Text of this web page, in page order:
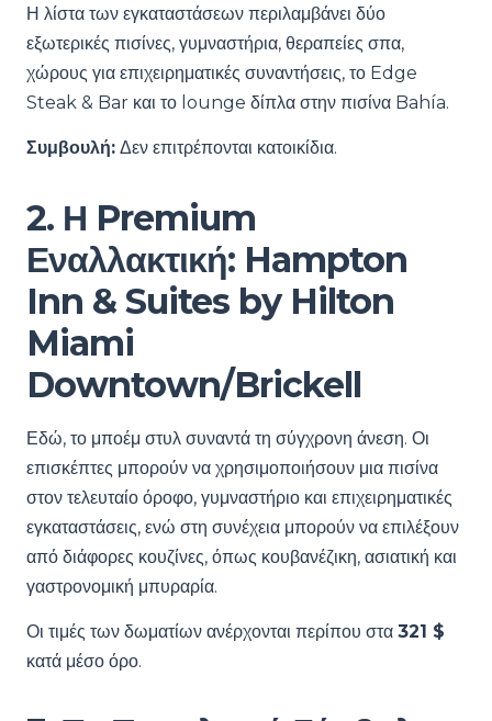
Η λίστα των εγκαταστάσεων περιλαμβάνει δύο
εξωτερικές πισίνες, γυμναστήρια, θεραπείες σπα,
χώρους για επιχειρηματικές συναντήσεις, το Edge
Steak & Bar και το lounge δίπλα στην πισίνα Bahía.
Συμβουλή: Δεν επιτρέπονται κατοικίδια.
2. Η Premium
Εναλλακτική: Hampton
Inn & Suites by Hilton
Miami
Downtown/Brickell
Εδώ, το μποέμ στυλ συναντά τη σύγχρονη άνεση. Οι
επισκέπτες μπορούν να χρησιμοποιήσουν μια πισίνα
στον τελευταίο όροφο, γυμναστήριο και επιχειρηματικές
εγκαταστάσεις, ενώ στη συνέχεια μπορούν να επιλέξουν
από διάφορες κουζίνες, όπως κουβανέζικη, ασιατική και
γαστρονομική μπυραρία.
Οι τιμές των δωματίων ανέρχονται περίπου στα 321 $
κατά μέσο όρο.